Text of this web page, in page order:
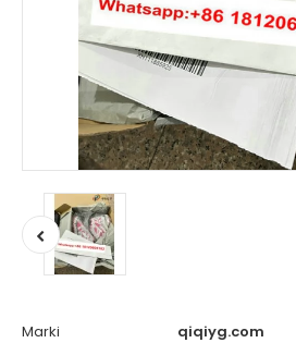
Marki
qiqiyg.com